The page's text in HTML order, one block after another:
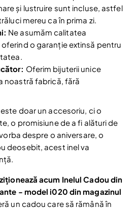
doar pentru abonați
și promoțiile abonându-te
Abonare
și lustruire sunt incluse, astfel
mereu ca în prima zi.
Ne asumăm calitatea
o garanție extinsă pentru
Oferim bijuterii unice
noastră fabrică, fără
doar un accesoriu, ci o
o promisiune de a fi alături de
despre o aniversare, o
deosebit, acest inel va
acum Inelul Cadou din
- model i020 din magazinul
un cadou care să rămână în